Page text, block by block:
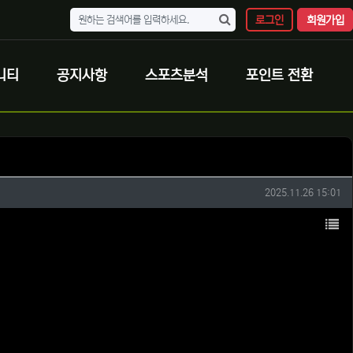
로그인 회원가입
티 공지사항 스포츠분석 포인트 전환
작성일
2025.11.26 15:01
목